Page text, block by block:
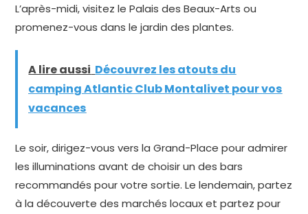
L’après-midi, visitez le Palais des Beaux-Arts ou
promenez-vous dans le jardin des plantes.
A lire aussi Découvrez les atouts du
camping Atlantic Club Montalivet pour vos
vacances
Le soir, dirigez-vous vers la Grand-Place pour admirer
les illuminations avant de choisir un des bars
recommandés pour votre sortie. Le lendemain, partez
à la découverte des marchés locaux et partez pour